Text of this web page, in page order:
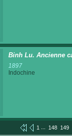
Binh Lu. Ancienne
1897
Indochine
1 ... 148 149